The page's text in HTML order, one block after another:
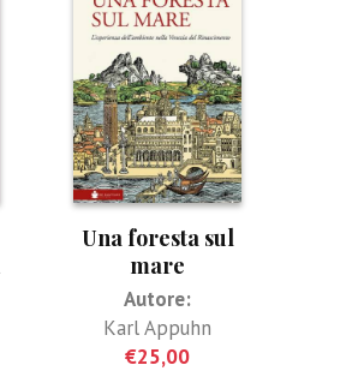
Una foresta sul
mare
Autore:
Karl Appuhn
€25,00